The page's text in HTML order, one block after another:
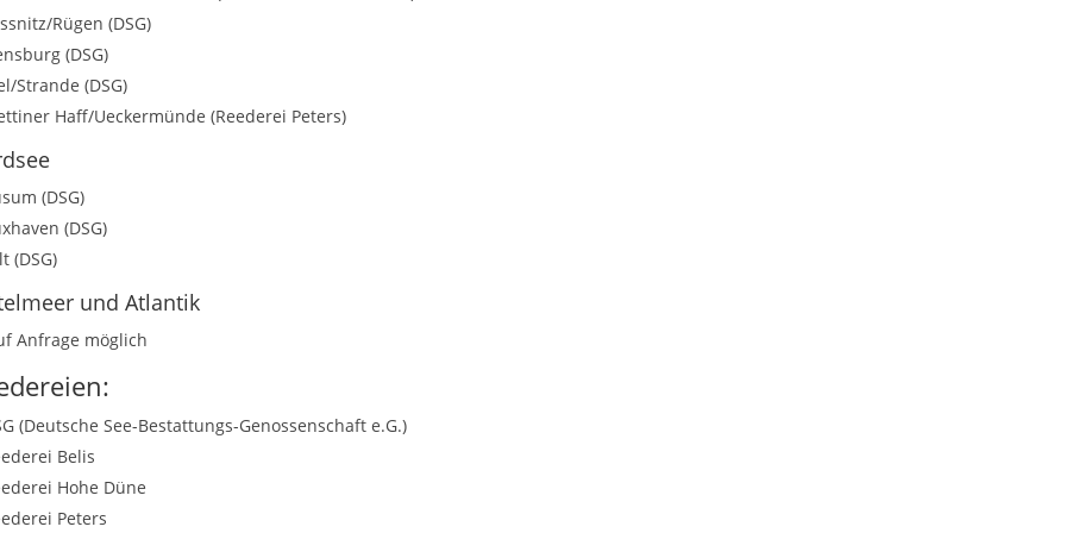
Rügen (DSG)
(DSG)
Strande (DSG)
Haff/Ueckermünde (Reederei Peters)
(DSG)
(DSG)
(DSG)
und Atlantik
Anfrage möglich
(Deutsche See-Bestattungs-Genossenschaft e.G.)
Belis
Hohe Düne
Peters